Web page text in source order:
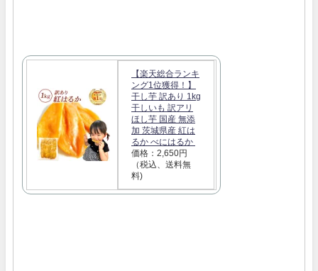
【楽天総合ランキ
ング1位獲得！】
干し芋 訳あり 1kg
干しいも 訳アリ
ほし芋 国産 無添
加 茨城県産 紅は
るか べにはるか
価格：2,650円
（税込、送料無
料)